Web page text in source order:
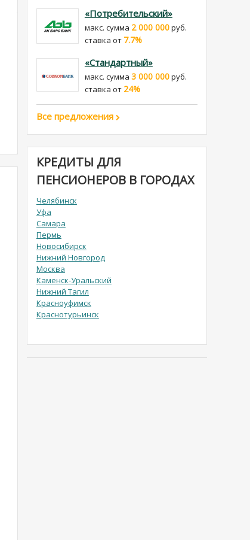
«Потребительский»
макс. сумма 2 000 000руб.
cтавка от 7.7%
«Стандартный»
макс. сумма 3 000 000руб.
cтавка от 24%
Все предложения
КРЕДИТЫ ДЛЯ
ПЕНСИОНЕРОВ В ГОРОДАХ
Челябинск
Уфа
Самара
Пермь
Новосибирск
Нижний Новгород
Москва
Каменск-Уральский
Нижний Тагил
Красноуфимск
Краснотурьинск